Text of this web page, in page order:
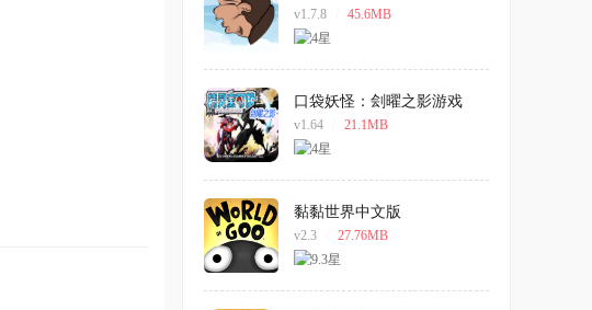
v1.7.8 45.6MB
口袋妖怪：刽曜之影游戏
v1.64 21.1MB
黏黏世界中文版
v2.3 27.76MB